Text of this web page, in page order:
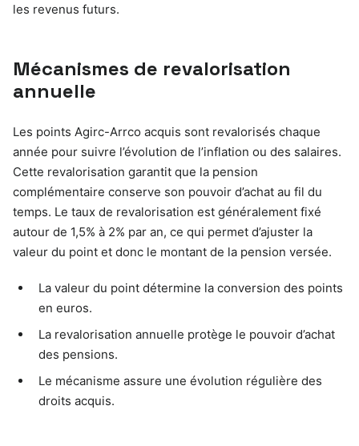
les revenus futurs.
Mécanismes de revalorisation
annuelle
Les points Agirc-Arrco acquis sont revalorisés chaque
année pour suivre l’évolution de l’inflation ou des salaires.
Cette revalorisation garantit que la pension
complémentaire conserve son pouvoir d’achat au fil du
temps. Le taux de revalorisation est généralement fixé
autour de 1,5% à 2% par an, ce qui permet d’ajuster la
valeur du point et donc le montant de la pension versée.
La valeur du point détermine la conversion des points
en euros.
La revalorisation annuelle protège le pouvoir d’achat
des pensions.
Le mécanisme assure une évolution régulière des
droits acquis.